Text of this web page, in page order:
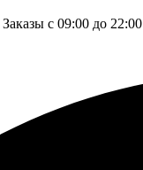
Заказы с 09:00 до 22:00